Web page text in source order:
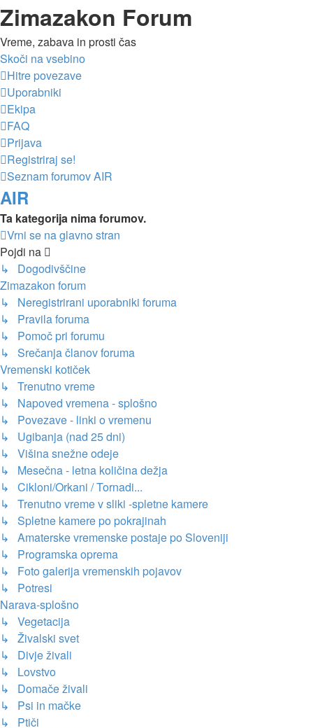
Zimazakon Forum
Vreme, zabava in prosti čas
Skoči na vsebino
Hitre povezave
Uporabniki
Ekipa
FAQ
Prijava
Registriraj se!
Seznam forumovAIR
AIR
Ta kategorija nima forumov.
Vrni se na glavno stran
Pojdi na
↳ Dogodivščine
Zimazakon forum
↳ Neregistrirani uporabniki foruma
↳ Pravila foruma
↳ Pomoč pri forumu
↳ Srečanja članov foruma
Vremenski kotiček
↳ Trenutno vreme
↳ Napoved vremena - splošno
↳ Povezave - linki o vremenu
↳ Ugibanja (nad 25 dni)
↳ Višina snežne odeje
↳ Mesečna - letna količina dežja
↳ Cikloni/Orkani / Tornadi...
↳ Trenutno vreme v sliki -spletne kamere
↳ Spletne kamere po pokrajinah
↳ Amaterske vremenske postaje po Sloveniji
↳ Programska oprema
↳ Foto galerija vremenskih pojavov
↳ Potresi
Narava-splošno
↳ Vegetacija
↳ Živalski svet
↳ Divje živali
↳ Lovstvo
↳ Domače živali
↳ Psi in mačke
↳ Ptiči